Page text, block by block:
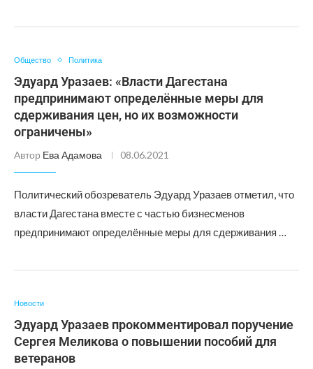
Общество Политика
Эдуард Уразаев: «Власти Дагестана
предпринимают определённые меры для
сдерживания цен, но их возможности
ограничены»
Автор Ева Адамова 08.06.2021
Политический обозреватель Эдуард Уразаев отметил, что
власти Дагестана вместе с частью бизнесменов
предпринимают определённые меры для сдерживания …
Новости
Эдуард Уразаев прокомментировал поручение
Сергея Меликова о повышении пособий для
ветеранов